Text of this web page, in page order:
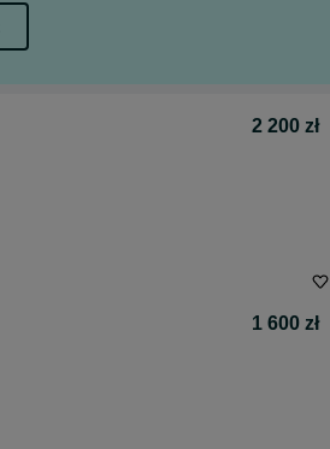
2 200 zł
1 600 zł